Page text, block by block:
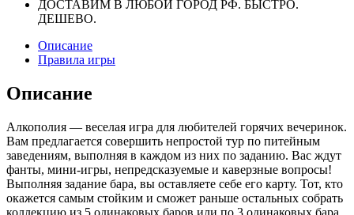
ДОСТАВИМ В ЛЮБОЙ ГОРОД РФ. БЫСТРО.
ДЕШЕВО.
Описание
Правила игры
Описание
Алкополия — веселая игра для любителей горячих вечеринок.
Вам предлагается совершить непростой тур по питейным
заведениям, выполняя в каждом из них по заданию. Вас ждут
фанты, мини-игры, непредсказуемые и каверзные вопросы!
Выполняя задание бара, вы оставляете себе его карту. Тот, кто
окажется самым стойким и сможет раньше остальных собрать
коллекцию из 5 одинаковых баров или по 3 одинаковых бара